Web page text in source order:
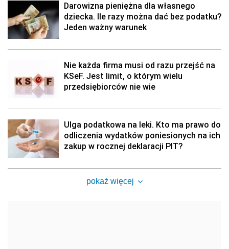
Darowizna pieniężna dla własnego
dziecka. Ile razy można dać bez podatku?
Jeden ważny warunek
Nie każda firma musi od razu przejść na
KSeF. Jest limit, o którym wielu
przedsiębiorców nie wie
Ulga podatkowa na leki. Kto ma prawo do
odliczenia wydatków poniesionych na ich
zakup w rocznej deklaracji PIT?
pokaż więcej